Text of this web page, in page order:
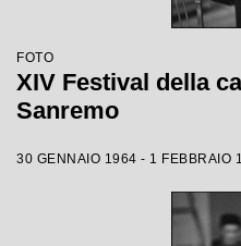
FOTO
XIV Festival della
Sanremo
30 GENNAIO 1964 - 1 FEBBRAIO